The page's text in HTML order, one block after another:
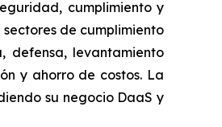
cumplimiento y
de cumplimiento
defensa, levantamiento
y ahorro de costos. La
su negocio DaaS y